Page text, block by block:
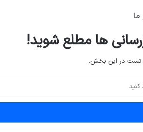
ها مطلع شوید!
تست در این بخش.